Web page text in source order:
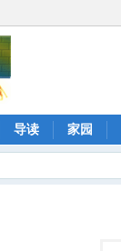
导读 家园